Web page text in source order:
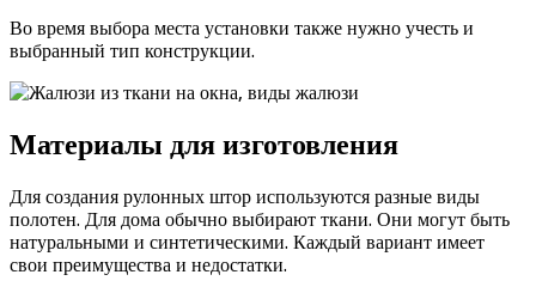
Во время выбора места установки также нужно учесть и
выбранный тип конструкции.
Материалы для изготовления
Для создания рулонных штор используются разные виды
полотен. Для дома обычно выбирают ткани. Они могут быть
натуральными и синтетическими. Каждый вариант имеет
свои преимущества и недостатки.